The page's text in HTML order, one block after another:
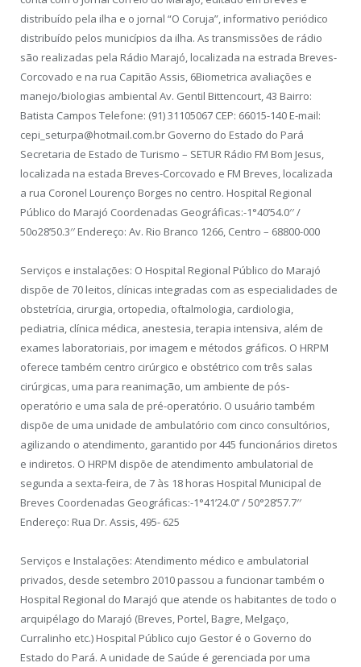
distribuído pela ilha e o jornal “O Coruja”, informativo periódico
distribuído pelos municípios da ilha. As transmissões de rádio
são realizadas pela Rádio Marajó, localizada na estrada Breves-
Corcovado e na rua Capitão Assis, 6Biometrica avaliações e
manejo/biologias ambiental Av. Gentil Bittencourt, 43 Bairro:
Batista Campos Telefone: (91) 31105067 CEP: 66015-140 E-mail:
cepi_seturpa@hotmail.com.br Governo do Estado do Pará
Secretaria de Estado de Turismo – SETUR Rádio FM Bom Jesus,
localizada na estada Breves-Corcovado e FM Breves, localizada
a rua Coronel Lourenço Borges no centro. Hospital Regional
Público do Marajó Coordenadas Geográficas:-1°40’54.0′′ /
50o28’50.3′′ Endereço: Av. Rio Branco 1266, Centro – 68800-000
Serviços e instalações: O Hospital Regional Público do Marajó
dispõe de 70 leitos, clínicas integradas com as especialidades de
obstetrícia, cirurgia, ortopedia, oftalmologia, cardiologia,
pediatria, clínica médica, anestesia, terapia intensiva, além de
exames laboratoriais, por imagem e métodos gráficos. O HRPM
oferece também centro cirúrgico e obstétrico com três salas
cirúrgicas, uma para reanimação, um ambiente de pós-
operatório e uma sala de pré-operatório. O usuário também
dispõe de uma unidade de ambulatório com cinco consultórios,
agilizando o atendimento, garantido por 445 funcionários diretos
e indiretos. O HRPM dispõe de atendimento ambulatorial de
segunda a sexta-feira, de 7 às 18 horas Hospital Municipal de
Breves Coordenadas Geográficas:-1°41’24.0’’ / 50°28’57.7′′
Endereço: Rua Dr. Assis, 495- 625
Serviços e Instalações: Atendimento médico e ambulatorial
privados, desde setembro 2010 passou a funcionar também o
Hospital Regional do Marajó que atende os habitantes de todo o
arquipélago do Marajó (Breves, Portel, Bagre, Melgaço,
Curralinho etc.) Hospital Público cujo Gestor é o Governo do
Estado do Pará. A unidade de Saúde é gerenciada por uma